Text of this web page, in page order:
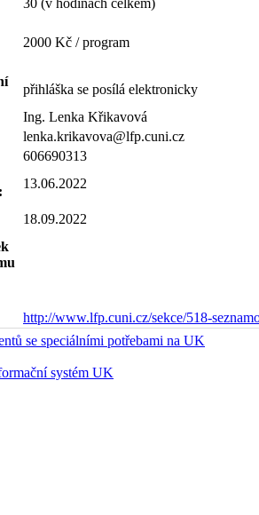
30 (v hodinách celkem)
2000 Kč / program
přihláška se posílá elektronicky
Ing. Lenka Křikavová
lenka.krikavova@lfp.cuni.cz
606690313
13.06.2022
18.09.2022
http://www.lfp.cuni.cz/sekce/518-
se speciálními potřebami na UK
systém UK